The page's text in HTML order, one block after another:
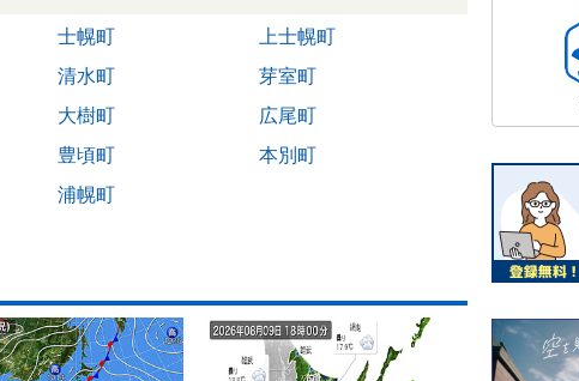
士幌町
上士幌町
清水町
芽室町
大樹町
広尾町
豊頃町
本別町
浦幌町